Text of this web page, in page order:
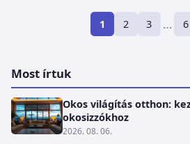
1 2 3 … 6
Most írtuk
Okos világítás otthon:
okosizzókhoz
2026. 08. 06.